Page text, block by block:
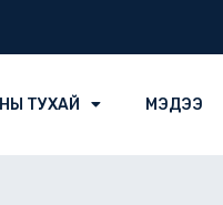
ТУХАЙ МЭДЭЭ